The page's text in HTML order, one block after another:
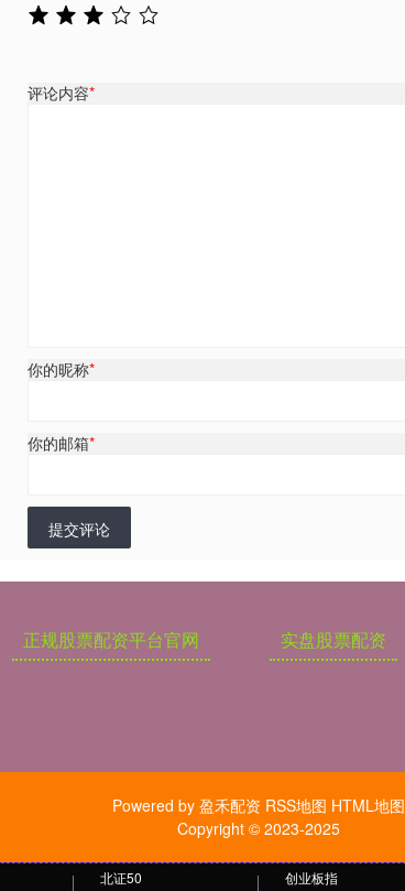
评论内容*
你的昵称*
你的邮箱*
提交评论
北证50
创业板指
正规股票配资平台官网 实盘股票配资
Powered by 盈禾配资 RSS地图 HTML地图
Copyright © 2023-2025